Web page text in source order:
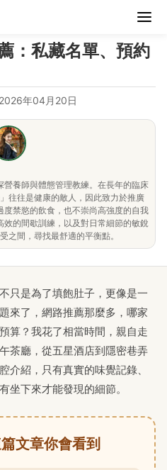
：私藏名單、預約
年04月20日
養師與體態管理教練。在長年的臨床
往往是健康的敵人，因此致力於推廣
度禁慾的飲食，也不崇尚高強度的自我
的間歇訓練，以及對日常細節的敏銳
之間，尋找最舒適的平衡點。
只是為了填飽肚子，更像是一
來了，網路推薦那麼多，哪家
算？我花了相當時間，親自走
茶廳，從五星酒店到隱密巷弄
介紹，只有真實的味覺記錄、
坐下來才能發現的細節。
文章你會看到